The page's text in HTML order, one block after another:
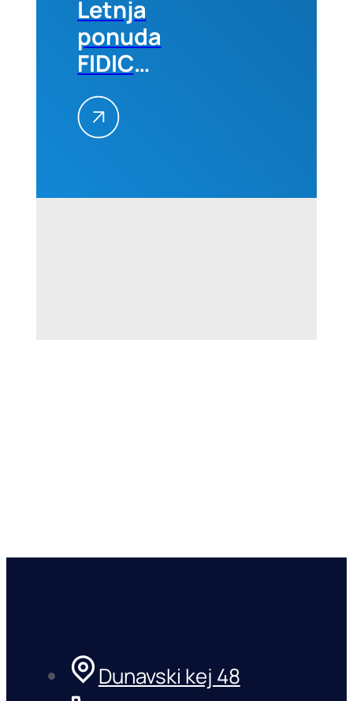
Letnja
ponuda
FIDIC
izdanja
Dunavski kej 48